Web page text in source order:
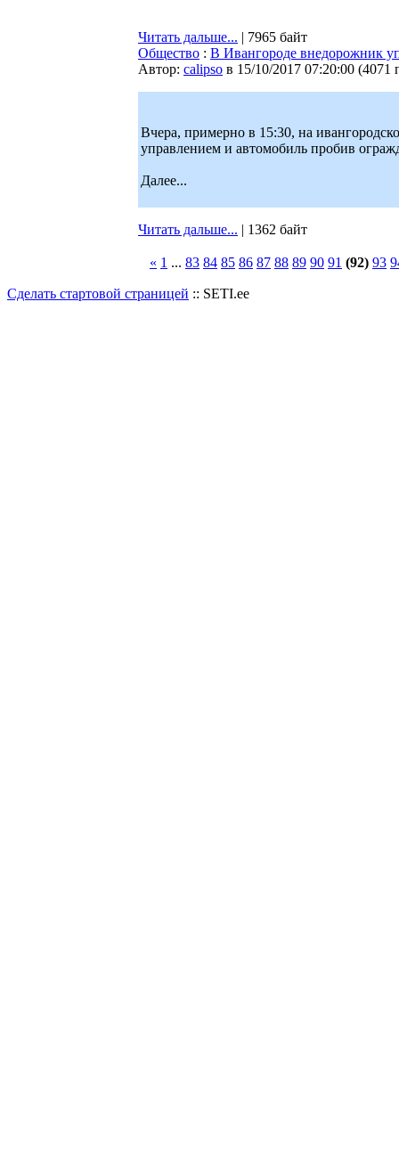
Читать дальше... | 7965 байт
Общество : В Ивангороде внедорожник
Автор: calipso в 15/10/2017 07:20:00 (4071
Вчера, примерно в 15:30, на
управлением и автомобиль пробив
Далее...
Читать дальше... | 1362 байт
« 1 ... 83 84 85 86 87 88 89 90 91 (92) 93
Сделать стартовой страницей :: SETI.ee